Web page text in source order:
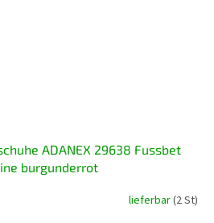
ADANEX 29638 Fussbet
burgunderrot
lieferbar(2 St)